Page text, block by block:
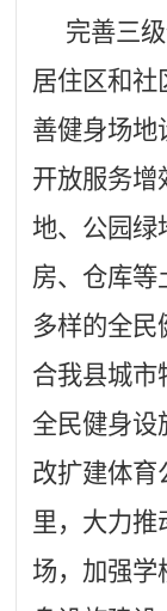
完善三
居住区和社
善健身场地
开放服务增
地、公园绿
房、仓库等
多样的全民
合我县城市
全民健身设
改扩建体育
里，大力推
场，加强学